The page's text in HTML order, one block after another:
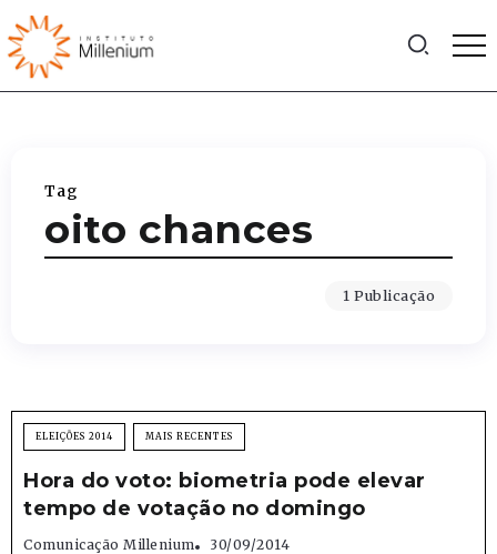
Tag
oito chances
1 Publicação
ELEIÇÕES 2014 MAIS RECENTES
Hora do voto: biometria pode elevar
tempo de votação no domingo
Comunicação Millenium
30/09/2014